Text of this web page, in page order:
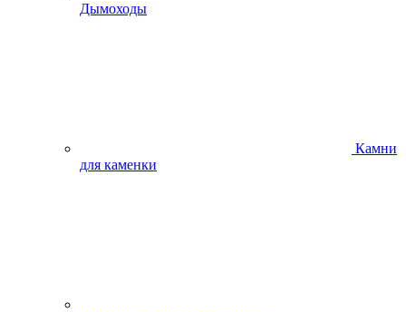
Дымоходы
Камни
для каменки